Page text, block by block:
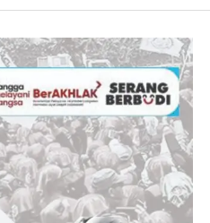
Pol dr. Agung Widodo
pengumpulan data
oleh tim DVI Biddokkes Polda
terdapat kecocokan